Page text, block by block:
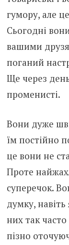
гумору, але
Сьогодні
вашими
поганий
Ще через
променисті.
Вони дуже
їм постійно
це вони не
Проте
суперечок.
думку,
них так
пізно